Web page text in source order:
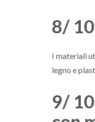
8/
I materiali
legno e
9/